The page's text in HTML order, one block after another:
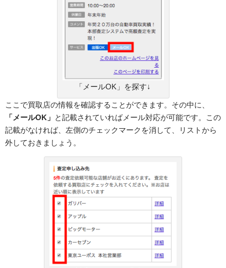
「メールOK」を探す↓
ここで買取店の情報を確認することができます。その中に、
「メールOK」
と記載されていればメール対応が可能です。この
記載がなければ、左側のチェックマークを消して、リストから
外しておきましょう。